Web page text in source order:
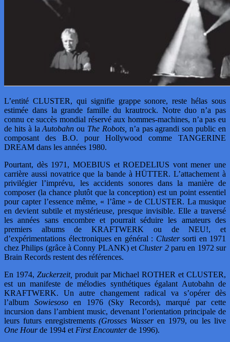
L’entité CLUSTER, qui signifie grappe sonore, reste hélas sous
estimée dans la grande famille du krautrock. Notre duo n’a pas
connu ce succès mondial réservé aux hommes-machines, n’a pas eu
de hits à laAutobahn ou The Robots, n’a pas agrandi son public en
composant des B.O. pour Hollywood comme TANGERINE
DREAM dans les années 1980.
Pourtant, dès 1971, MOEBIUS et ROEDELIUS vont mener une
carrière aussi novatrice que la bande à HÜTTER. L’attachement à
privilégier l’imprévu, les accidents sonores dans la manière de
composer (la chance plutôt que la conception) est un point essentiel
pour capter l’essence même, « l’âme » de CLUSTER. La musique
en devient subtile et mystérieuse, presque invisible. Elle a traversé
les années sans encombre et pourrait séduire les amateurs des
premiers albums de KRAFTWERK ou de NEU!, et
d’expérimentations électroniques en général : Clustersorti en 1971
chez Philips (grâce à Conny PLANK) et Cluster 2paru en 1972 sur
Brain Records restent des références.
En 1974, Zuckerzeit, produit par Michael ROTHER et CLUSTER,
est un manifeste de mélodies synthétiques égalant Autobahn de
KRAFTWERK. Un autre changement radical va s’opérer dès
l’album Sowiesosoen 1976 (Sky Records), marqué par cette
incursion dans l’ambient music, devenant l’orientation principale de
leurs futurs enregistrements(Grosses Wasseren 1979, ou les live
One Hourde 1994 et First Encounterde 1996).